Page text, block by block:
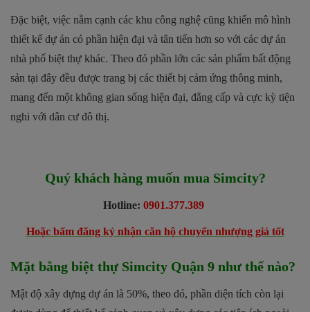
Đặc biệt, việc nằm cạnh các khu công nghệ cũng khiến mô hình
thiết kế dự án có phần hiện đại và tân tiến hơn so với các dự án
nhà phố biệt thự khác. Theo đó phần lớn các sản phẩm bất động
sản tại đây đều được trang bị các thiết bị cảm ứng thông minh,
mang đến một không gian sống hiện đại, đẳng cấp và cực kỳ tiện
nghi với dân cư đô thị.
Quý khách hàng muốn mua Simcity?
Hotline: 0901.377.389
Hoặc bấm đăng ký nhận căn hộ chuyển nhượng giá tốt
Mặt bằng biệt thự Simcity Quận 9 như thế nào?
Mật độ xây dựng dự án là 50%, theo đó, phần diện tích còn lại